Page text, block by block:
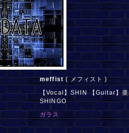
meffist( メフィスト )
【Vocal】SHIN 【Guitar】
SHINGO
ガラス